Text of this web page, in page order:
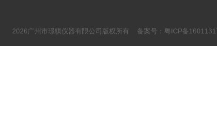
2026广州市璟骐仪器有限公司版权所有 备案号：粤ICP备